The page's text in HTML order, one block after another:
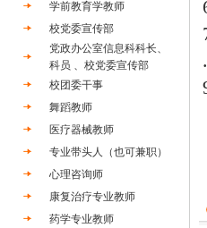
学前教育学教师
校党委宣传部
党政办公室信息科科长、
科员 、校党委宣传部
校团委干事
舞蹈教师
医疗器械教师
专业带头人（也可兼职）
心理咨询师
康复治疗专业教师
药学专业教师